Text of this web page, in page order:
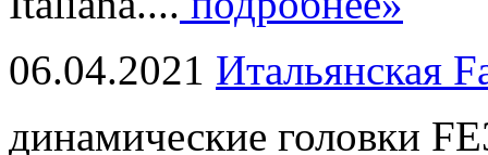
06.04.2021 Итальянская
динамические головки